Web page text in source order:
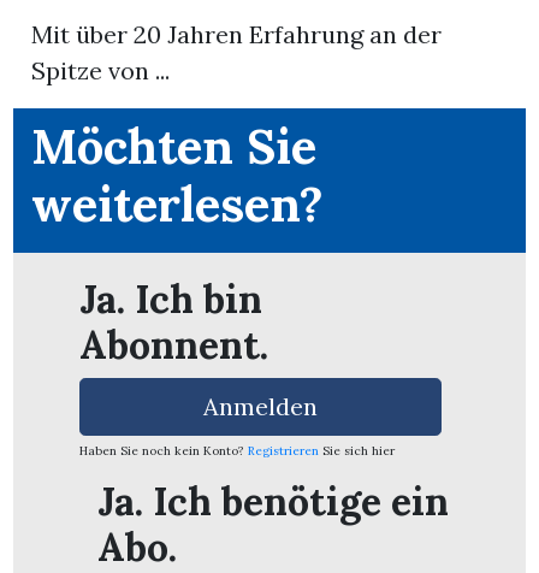
Mit über 20 Jahren Erfahrung an der
Spitze von ...
Möchten Sie
weiterlesen?
Ja. Ich bin
Abonnent.
Anmelden
Haben Sie noch kein Konto? Registrieren Sie sich hier
Ja. Ich benötige ein
Abo.